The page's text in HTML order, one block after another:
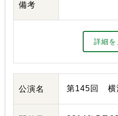
備考
詳細を
公演名 第145回 横